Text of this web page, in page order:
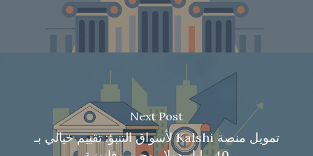
Next Post
تمويل منصة Kalshi لأسواق التنبؤ: تقييم خيالي بـ